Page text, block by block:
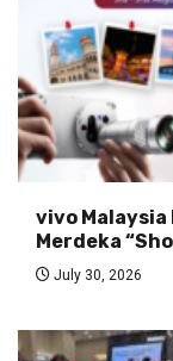
vivo
Merdeka
July 30, 2026